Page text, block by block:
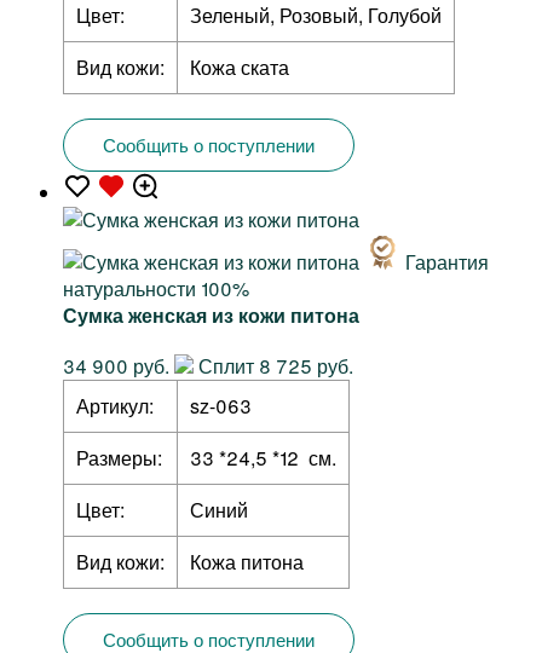
Цвет:
Зеленый, Розовый, Голубой
Вид кожи:
Кожа ската
Сообщить о поступлении
Гарантия
натуральности 100%
Сумка женская из кожи питона
34 900 руб.
Сплит 8 725 руб.
Артикул:
sz-063
Размеры:
33 *24,5 *12 см.
Цвет:
Синий
Вид кожи:
Кожа питона
Сообщить о поступлении